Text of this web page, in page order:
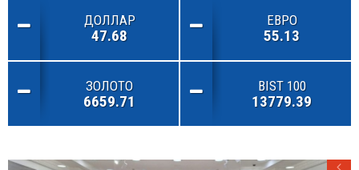
ДОЛЛАР
47.68
ЕВРО
55.13
ЗОЛОТО
6659.71
BIST 100
13779.39